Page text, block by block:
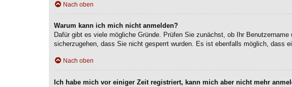
Nach oben
Warum kann ich mich nicht anmelden?
Dafür gibt es viele mögliche Gründe. Prüfen Sie zunächst, ob Ihr
sicherzugehen, dass Sie nicht gesperrt wurden. Es ist ebenfalls möglich, dass
Nach oben
Ich habe mich vor einiger Zeit registriert, kann mich aber nicht mehr